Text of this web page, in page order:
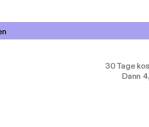
30 Tage
Dann